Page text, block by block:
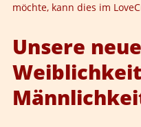
möchte, kann dies im
Unsere